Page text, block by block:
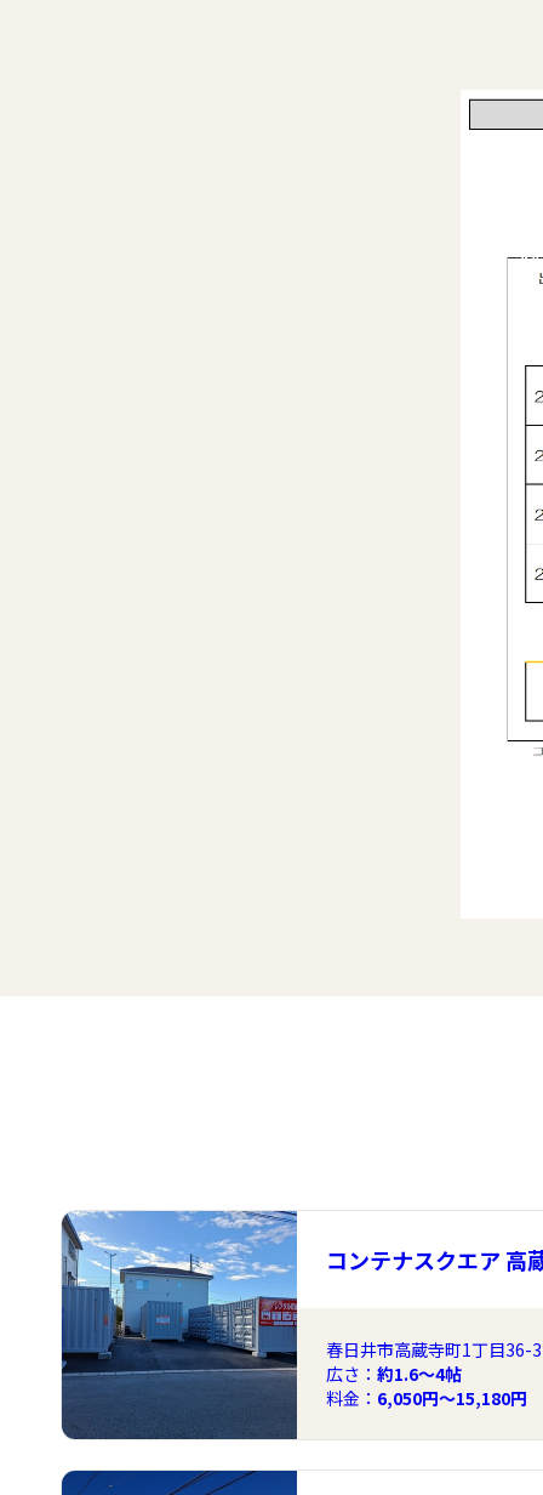
コンテナスクエア 高
春日井市高蔵寺町1丁目36-3
広さ： 約1.6〜4帖
料金： 6,050円～15,180円